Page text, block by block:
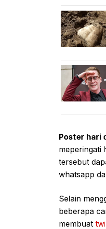
Poster hari
meperingati
tersebut
whatsapp
Selain
beberapa
membuat